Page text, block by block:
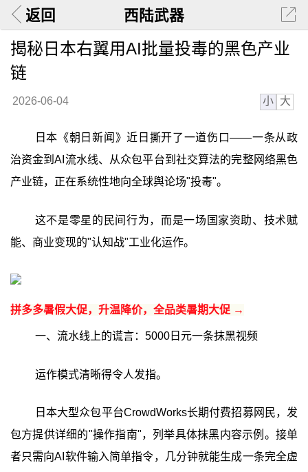
返回 西陆武器
揭秘日本右翼用AI批量投毒的黑色产业
链
2026-06-04 小 大
日本《朝日新闻》近日撕开了一道伤口——一条从政
治资金到AI流水线、从众包平台到社交算法的完整网络黑色
产业链，正在系统性地向全球舆论场"投毒"。
这不是零星的民间行为，而是一场国家资助、技术赋
能、商业变现的"认知战"工业化运作。
拼多多暑假大促，升温降价，全品类暑期大促 →
一、流水线上的谎言：5000日元一条抹黑视频
运作模式清晰得令人发指。
日本大型众包平台CrowdWorks长期付费招募网民，发
包方提供详细的"操作指南"，列举具体抹黑内容示例。接单
者只需向AI软件输入简单指令，几分钟就能生成一条完全虚